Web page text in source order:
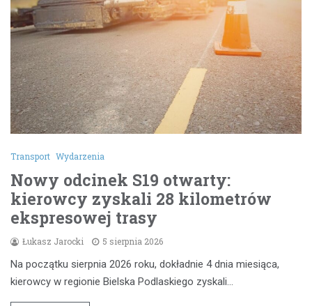
Transport Wydarzenia
Nowy odcinek S19 otwarty:
kierowcy zyskali 28 kilometrów
ekspresowej trasy
Łukasz Jarocki 5 sierpnia 2026
Na początku sierpnia 2026 roku, dokładnie 4 dnia miesiąca,
kierowcy w regionie Bielska Podlaskiego zyskali…